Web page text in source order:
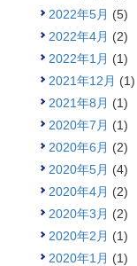
2022年5月 (5)
2022年4月 (2)
2022年1月 (1)
2021年12月 (1)
2021年8月 (1)
2020年7月 (1)
2020年6月 (2)
2020年5月 (4)
2020年4月 (2)
2020年3月 (2)
2020年2月 (1)
2020年1月 (1)